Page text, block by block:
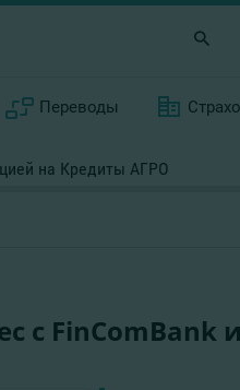
Переводы
на Кредиты АГРО
с